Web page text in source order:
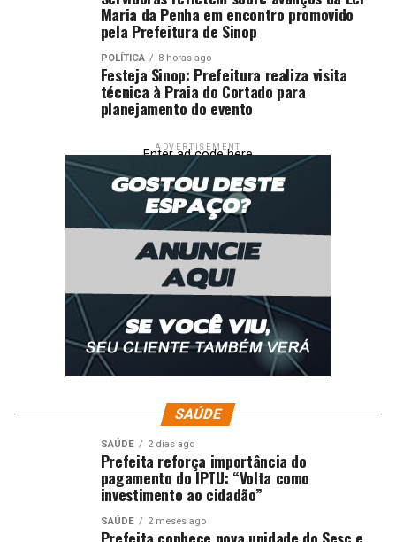
Maria da Penha em encontro promovido
pela Prefeitura de Sinop
POLÍTICA 8 horas ago
Festeja Sinop: Prefeitura realiza visita
técnica à Praia do Cortado para
planejamento do evento
ADVERTISEMENT
Enter ad code here
SAÚDE
SAÚDE 2 dias ago
Prefeita reforça importância do
pagamento do IPTU: “Volta como
investimento ao cidadão”
SAÚDE 2 meses ago